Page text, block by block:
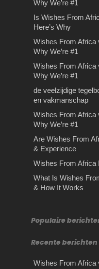
bromfiets
De voordelen
oefenen
meest
Rijles
juiste
Tips voor het
makelaar Ben
korte termijn…
Stilte
omzet in
goud! Je zou
inschakelen
je benieuwd
betekenen als
Fastest
Wishes From
Delivery &
ordering a
timing…
stressvrij
parkeren. In
bieden
besparingen…
Why We’re #1
Is Wishes From
Here’s Why
Wishes From Africa
Why We’re #1
Wishes From Africa
Why We’re #1
de veelzijdige
en vakmanschap
Wishes From Africa
Why We’re #1
Are Wishes From
& Experience
Wishes From Africa
What Is Wishes
& How It Works
Populaire
Recente berichten
Wishes From Africa